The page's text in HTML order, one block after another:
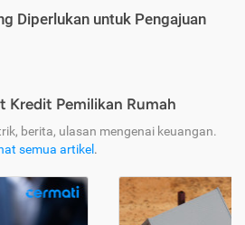
Diperlukan untuk Pengajuan
Kredit Pemilikan Rumah
berita, ulasan mengenai keuangan.
semua artikel .